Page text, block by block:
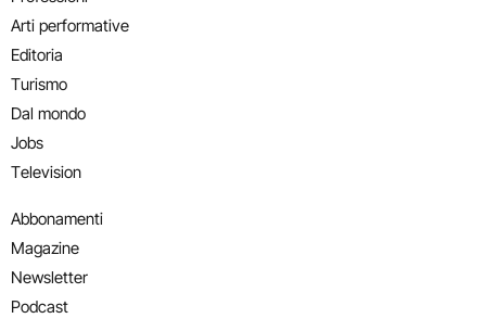
Arti performative
Editoria
Turismo
Dal mondo
Jobs
Television
Abbonamenti
Magazine
Newsletter
Podcast